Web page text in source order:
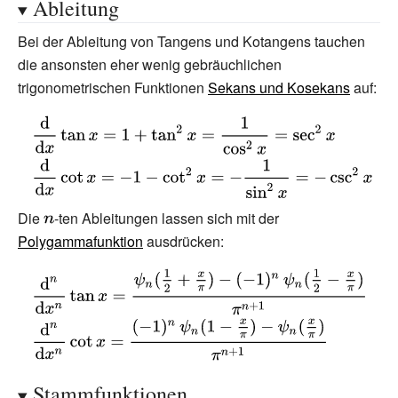
{\frac {1}{x-
k}}\right)\\&={\frac {1}
{x}}+\sum
_{k=1}^{\infty }{\frac
{2x}{x^{2}-
k^{2}}}.\end{aligned}}}
Ableitung
Bei der Ableitung von Tangens und Kotangens tauchen
die ansonsten eher wenig gebräuchlichen
trigonometrischen Funktionen Sekans und Kosekansauf:
{\displaystyle
{\frac
{\mathrm {d}
}{\mathrm {d}
x}}\tan
x=1+\tan
{1}{\cos
^{2}x}}=\sec
^{2}x}
{\displaystyle
{\frac
{\mathrm {d}
}{\mathrm {d}
\cot ^{2}x=-
{\frac {1}{\sin
^{2}x}}=-\csc
^{2}x}
Die{\displaystyle
n}
-ten Ableitungen lassen sich mit der
Polygammafunktion ausdrücken:
{\displaystyle
{\frac
{\mathrm {d}
^{n}}
x^{n}}}\tan x=
{\displaystyle
{\frac